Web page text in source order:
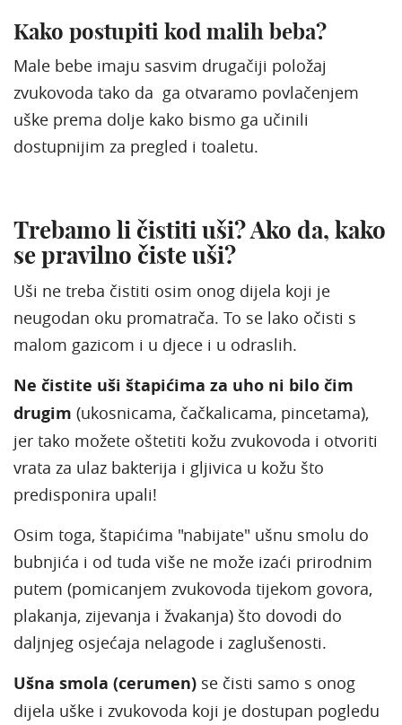
Kako postupiti kod malih beba?
Male bebe imaju sasvim drugačiji položaj
zvukovoda tako da ga otvaramo povlačenjem
uške prema dolje kako bismo ga učinili
dostupnijim za pregled i toaletu.
Trebamo li čistiti uši? Ako da, kako
se pravilno čiste uši?
Uši ne treba čistiti osim onog dijela koji je
neugodan oku promatrača. To se lako očisti s
malom gazicom i u djece i u odraslih.
Ne čistite uši štapićima za uho ni bilo čim
drugim (ukosnicama, čačkalicama, pincetama),
jer tako možete oštetiti kožu zvukovoda i otvoriti
vrata za ulaz bakterija i gljivica u kožu što
predisponira upali!
Osim toga, štapićima "nabijate" ušnu smolu do
bubnjića i od tuda više ne može izaći prirodnim
putem (pomicanjem zvukovoda tijekom govora,
plakanja, zijevanja i žvakanja) što dovodi do
daljnjeg osjećaja nelagode i zaglušenosti.
Ušna smola (cerumen) se čisti samo s onog
dijela uške i zvukovoda koji je dostupan pogledu